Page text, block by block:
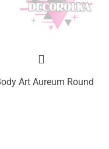
Art Aureum Round